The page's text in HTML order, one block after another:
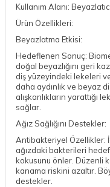
Kullanım Alanı:
Ürün Özellikleri:
Beyazlatma Etkisi:
Hedeflenen Sonuç:
doğal beyazlığını geri
diş yüzeyindeki lekeleri
daha aydınlık ve beyaz
alışkanlıkların yarattığı
sağlar.
Ağız Sağlığını Destekler:
Antibakteriyel Özellikler:
ağızdaki bakterileri hedef
kokusunu önler. Düzenli
kanama riskini azaltır.
destekler.